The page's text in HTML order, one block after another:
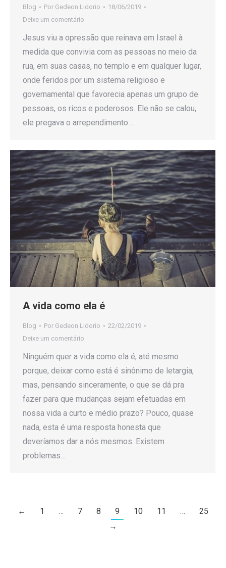
Blog Por Gedeon Lidorio
18/06/2019
Deixe um comentário
Jesus viu a opressão que reinava em Israel à
medida que convivia com as pessoas no meio da
rua, em suas casas, no templo e em qualquer lugar,
onde feridos por um sistema religioso e
governamental que favorecia apenas um grupo de
pessoas, os ricos e poderosos. Ele não se calou,
ele pregava o arrependimento…
A vida como ela é
Blog Por Gedeon Lidorio
22/02/2019
Deixe um comentário
Ninguém quer a vida como ela é, até mesmo
porque, deixar como está é sinônimo de letargia,
mas, pensando sinceramente, o que se dá pra
fazer para que mudanças sejam efetuadas em
nossa vida a curto e médio prazo? Pouco, quase
nada, esta é uma resposta honesta que
deveríamos dar a nós mesmos. Existem
problemas…
← 1 … 7 8 9 10 11 …
25
→